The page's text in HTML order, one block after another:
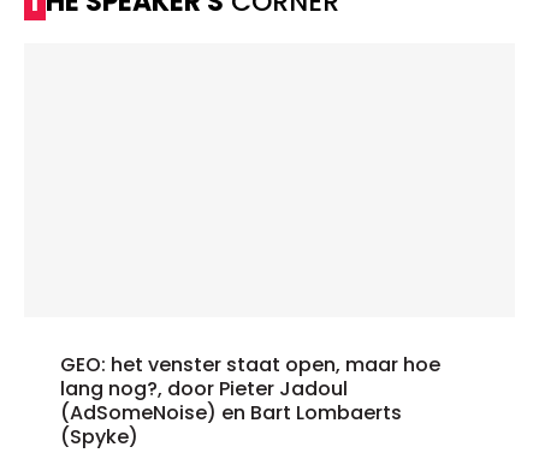
GEO: het venster staat open, maar hoe
lang nog?, door Pieter Jadoul
(AdSomeNoise) en Bart Lombaerts
(Spyke)